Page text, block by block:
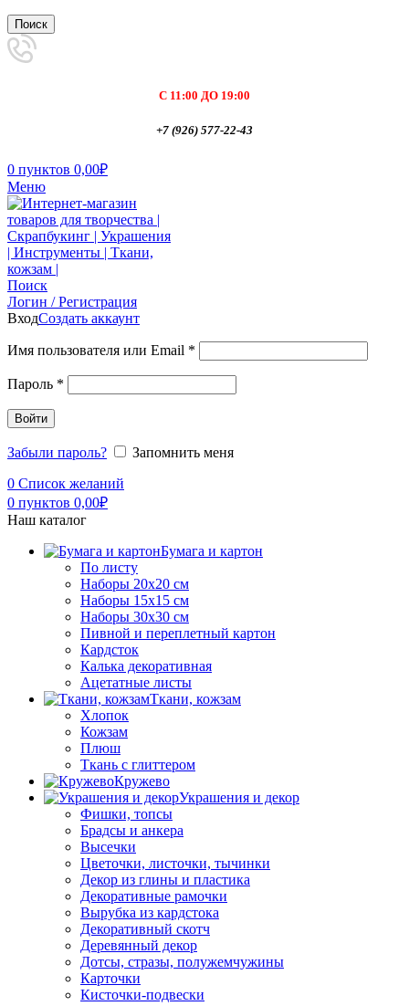
Поиск
С 11:00 ДО 19:00
+7 (926) 577-22-43
0 пунктов 0,00₽
Меню
Поиск
Логин / Регистрация
ВходСоздать аккаунт
Имя пользователя или Email *
Пароль *
Войти
Забыли пароль?
Запомнить меня
0 Список желаний
0 пунктов 0,00₽
Наш каталог
Бумага и картон
По листу
Наборы 20х20 см
Наборы 15х15 см
Наборы 30х30 см
Пивной и переплетный картон
Кардсток
Калька декоративная
Ацетатные листы
Ткани, кожзам
Хлопок
Кожзам
Плюш
Ткань с глиттером
Кружево
Украшения и декор
Фишки, топсы
Брадсы и анкера
Высечки
Цветочки, листочки, тычинки
Декор из глины и пластика
Декоративные рамочки
Вырубка из кардстока
Декоративный скотч
Деревянный декор
Дотсы, стразы, полужемчужины
Карточки
Кисточки-подвески